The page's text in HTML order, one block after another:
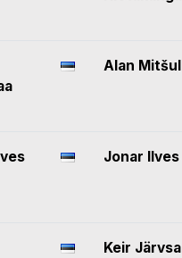
Alan
Jonar Ilves
Keir